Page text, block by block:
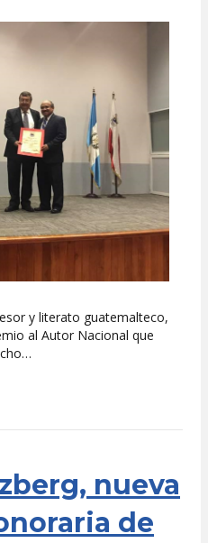
y literato guatemalteco,
al Autor Nacional que
nueva
de